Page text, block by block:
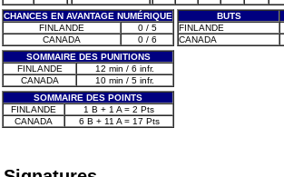
CHANCES EN AVANTAGE NUMÉRIQUE
FINLANDE
0 / 5
CANADA
0 / 6
SOMMAIRE DES PUNITIONS
FINLANDE
12 min / 6 infr.
CANADA
10 min / 5 infr.
SOMMAIRE DES POINTS
FINLANDE
1 B + 1 A = 2 Pts
CANADA
6 B + 11 A = 17 Pts
BUTS
FINLANDE
CANADA